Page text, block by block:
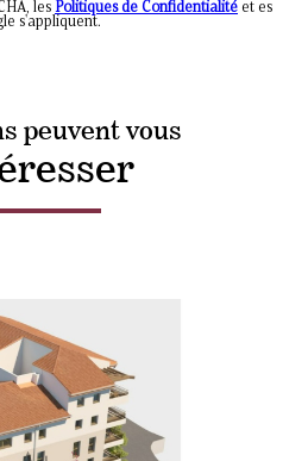
les Politiques de Confidentialité et es
s'appliquent.
peuvent vous